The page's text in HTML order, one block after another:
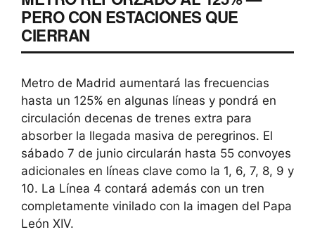
PERO CON ESTACIONES QUE
CIERRAN
Metro de Madrid aumentará las frecuencias
hasta un 125% en algunas líneas y pondrá en
circulación decenas de trenes extra para
absorber la llegada masiva de peregrinos. El
sábado 7 de junio circularán hasta 55 convoyes
adicionales en líneas clave como la 1, 6, 7, 8, 9 y
10. La Línea 4 contará además con un tren
completamente vinilado con la imagen del Papa
León XIV.